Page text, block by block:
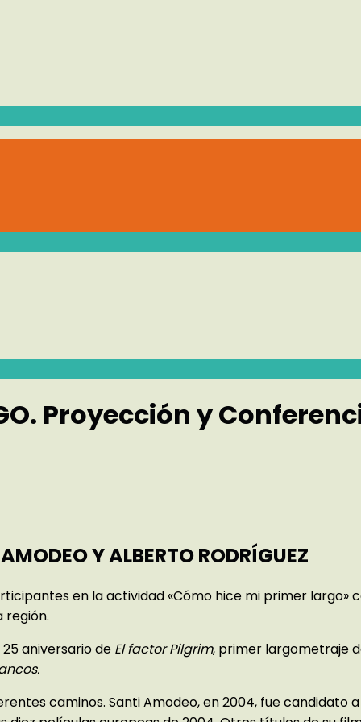
Proyección y
Y ALBERTO RODRÍGUEZ
en la actividad «Cómo hice mi primer
región.
aniversario de El factor Pilgrim, primer largometraje
caminos. Santi Amodeo, en 2004, fue candidato